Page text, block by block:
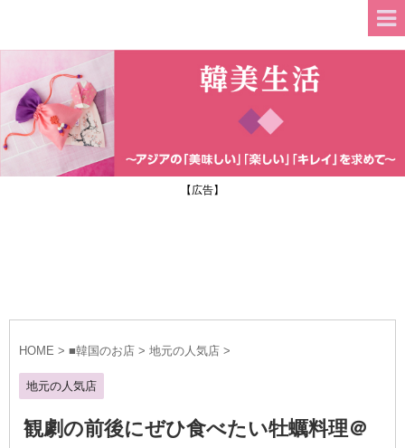
【広告】
HOME > ■韓国のお店 > 地元の人気店 >
地元の人気店
観劇の前後にぜひ食べたい牡蠣料理＠